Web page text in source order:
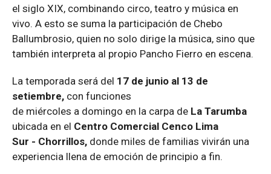
el siglo XIX, combinando circo, teatro y música en
vivo. A esto se suma la participación de Chebo
Ballumbrosio, quien no solo dirige la música, sino que
también interpreta al propio Pancho Fierro en escena.
La temporada será del 1 7 de junio al 13 de
setiembre, con funciones
de miércoles a domingo en la carpa de La Tarumba
ubicada en el Centro Comercial Cenco Lima
Sur - Chorrillos, donde miles de familias vivirán una
experiencia llena de emoción de principio a fin.